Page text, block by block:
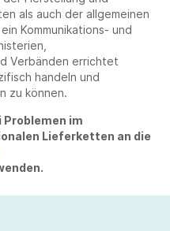
als auch der allgemeinen
Kommunikations- und
Verbänden errichtet
handeln und
zu können.
Problemen im
Lieferketten an die